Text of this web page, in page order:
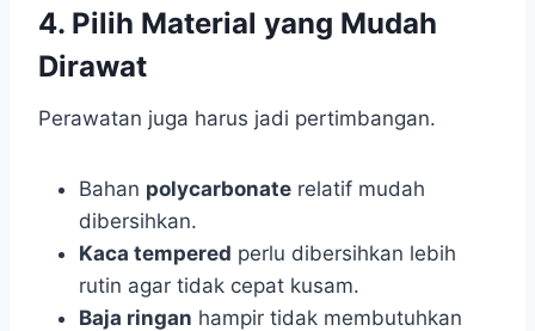
4. Pilih Material yang Mudah
Dirawat
Perawatan juga harus jadi pertimbangan.
Bahan polycarbonate relatif mudah
dibersihkan.
Kaca tempered perlu dibersihkan lebih
rutin agar tidak cepat kusam.
Baja ringan hampir tidak membutuhkan